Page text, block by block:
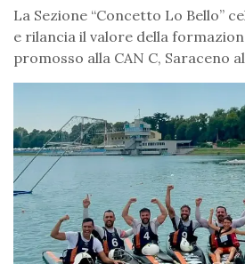
La Sezione “Concetto Lo Bello”
e rilancia il valore della
promosso alla CAN C, Saraceno